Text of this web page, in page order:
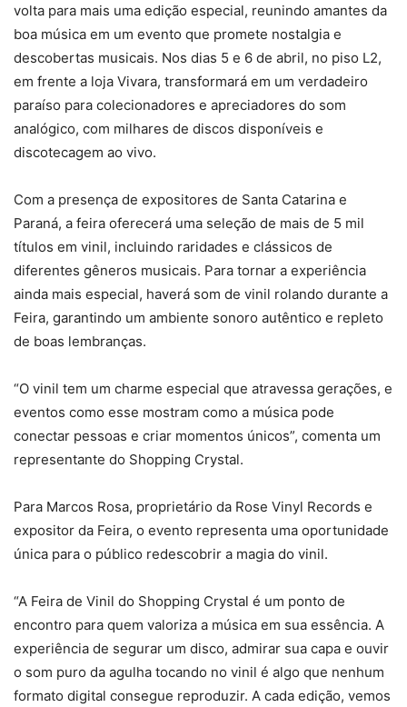
volta para mais uma edição especial, reunindo amantes da
boa música em um evento que promete nostalgia e
descobertas musicais. Nos dias 5 e 6 de abril, no piso L2,
em frente a loja Vivara, transformará em um verdadeiro
paraíso para colecionadores e apreciadores do som
analógico, com milhares de discos disponíveis e
discotecagem ao vivo.
Com a presença de expositores de Santa Catarina e
Paraná, a feira oferecerá uma seleção de mais de 5 mil
títulos em vinil, incluindo raridades e clássicos de
diferentes gêneros musicais. Para tornar a experiência
ainda mais especial, haverá som de vinil rolando durante a
Feira, garantindo um ambiente sonoro autêntico e repleto
de boas lembranças.
“O vinil tem um charme especial que atravessa gerações, e
eventos como esse mostram como a música pode
conectar pessoas e criar momentos únicos”, comenta um
representante do Shopping Crystal.
Para Marcos Rosa, proprietário da Rose Vinyl Records e
expositor da Feira, o evento representa uma oportunidade
única para o público redescobrir a magia do vinil.
“A Feira de Vinil do Shopping Crystal é um ponto de
encontro para quem valoriza a música em sua essência. A
experiência de segurar um disco, admirar sua capa e ouvir
o som puro da agulha tocando no vinil é algo que nenhum
formato digital consegue reproduzir. A cada edição, vemos